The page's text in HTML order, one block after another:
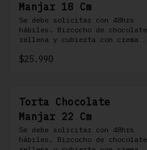
Manjar 18 Cm
Se debe solicitar con 48hrs
hábiles. Bizcocho de chocolate
rellena y cubierta con crema
profiteroles.
$25.990
Torta Chocolate
Manjar 22 Cm
Se debe solicitar con 48hrs
hábiles. Bizcocho de chocolate